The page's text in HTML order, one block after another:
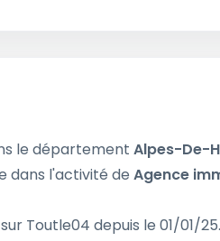
le département Alpes-De-
dans l'activité de Agence
Toutle04 depuis le 01/01/25.